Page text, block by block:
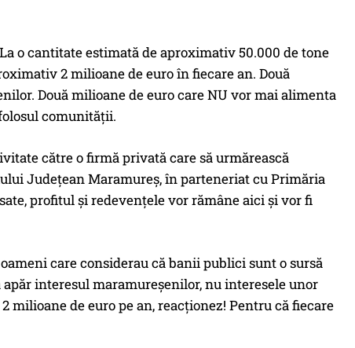
o cantitate estimată de aproximativ 50.000 de tone
2 milioane de euro în fiecare an. Două
Două milioane de euro care NU vor mai alimenta
comunității.
către o firmă privată care să urmărească
Județean Maramureș, în parteneriat cu Primăria
profitul și redevențele vor rămâne aici și vor fi
care considerau că banii publici sunt o sursă
interesul maramureșenilor, nu interesele unor
de euro pe an, reacționez! Pentru că fiecare